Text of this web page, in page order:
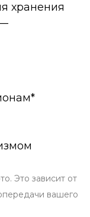
хранения
Это зависит от
вашего